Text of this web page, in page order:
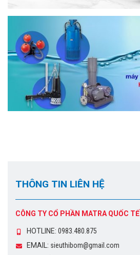
THÔNG TIN LIÊN HỆ
CÔNG TY CỔ PHẦN MATRA QUỐC TẾ
HOTLINE: 0983.480.875
EMAIL: sieuthibom@gmail.com